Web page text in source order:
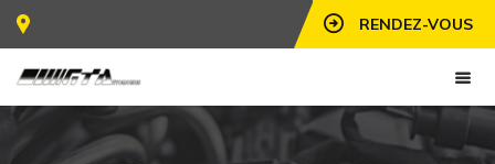
RENDEZ-VOUS